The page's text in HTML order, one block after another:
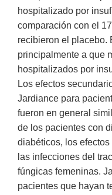
hospitalizado por
comparación con el
recibieron el placebo.
principalmente a que
hospitalizados por
Los efectos
Jardiance para
fueron en general
de los pacientes con
diabéticos, los
las infecciones del
fúngicas femeninas.
pacientes que hayan